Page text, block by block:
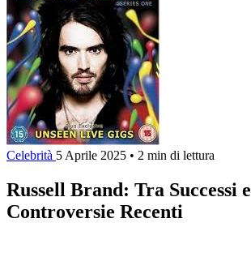
Celebrità 5 Aprile 2025 • 2 min di lettura
Russell Brand: Tra Successi e
Controversie Recenti